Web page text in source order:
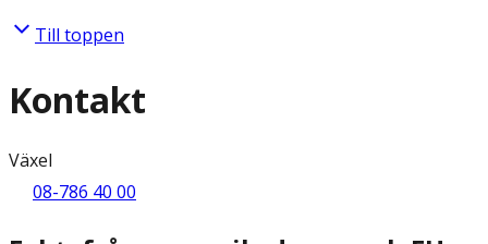
Till toppen
Kontakt
Växel
08-786 40 00